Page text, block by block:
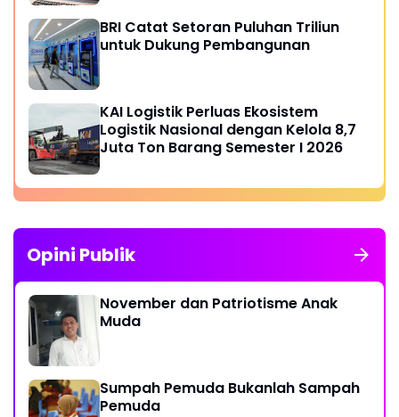
BRI Catat Setoran Puluhan Triliun
untuk Dukung Pembangunan
KAI Logistik Perluas Ekosistem
Logistik Nasional dengan Kelola 8,7
Juta Ton Barang Semester I 2026
Opini Publik
November dan Patriotisme Anak
Muda
Sumpah Pemuda Bukanlah Sampah
Pemuda